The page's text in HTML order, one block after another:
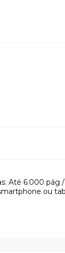
Até 6.000
ou